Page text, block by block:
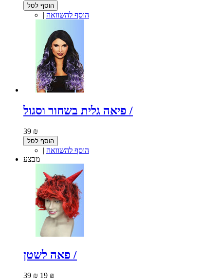
הוסף לסל
| הוסף להשוואה
פיאה גלית בשחור וסגול /
39 ₪
הוסף לסל
| הוסף להשוואה
מבצע
פאה לשטן /
39 ₪ 19 ₪